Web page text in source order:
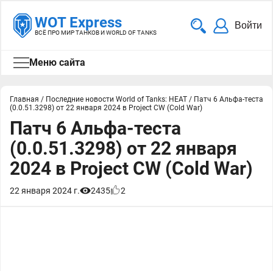
WOT Express
ВСЁ ПРО МИР ТАНКОВ И WORLD OF TANKS
Войти
Меню сайта
Главная / Последние новости World of Tanks: HEAT / Патч 6 Альфа-теста
(0.0.51.3298) от 22 января 2024 в Project CW (Cold War)
Патч 6 Альфа-теста
(0.0.51.3298) от 22 января
2024 в Project CW (Cold War)
22 января 2024 г. 2435 2